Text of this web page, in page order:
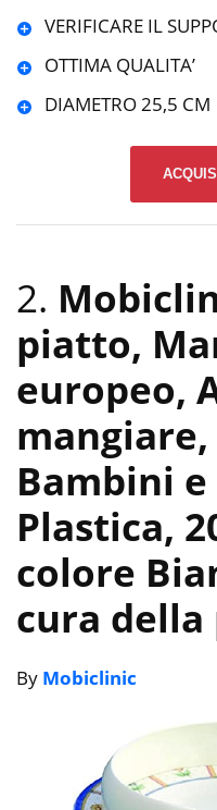
VERIFICARE IL
OTTIMA QUALITA’
DIAMETRO 25,5 CM
2.
piatto,
europeo,
Bambini
Plastica,
colore
cura della
By Mobiclinic